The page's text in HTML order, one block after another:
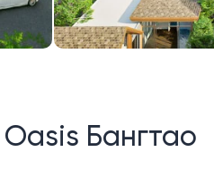
Бангтао